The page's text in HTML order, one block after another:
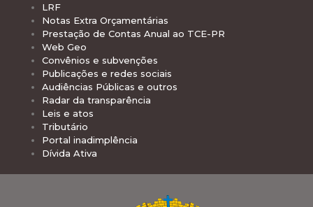
LRF
Notas Extra Orçamentárias
Prestação de Contas Anual ao TCE-PR
Web Geo
Convênios e subvenções
Publicações e redes sociais
Audiências Públicas e outros
Radar da transparência
Leis e atos
Tributário
Portal inadimplência
Dívida Ativa